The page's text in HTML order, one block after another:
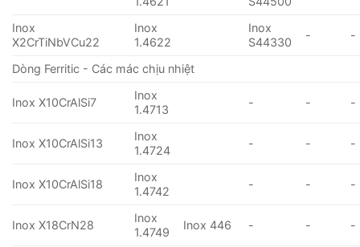
Inox
X2CrTiNbVCu22
Inox
1.4622
Inox
S44330
- -
Dòng Ferritic - Các mác chịu nhiệt
Inox X10CrAlSi7
Inox
1.4713
- - -
Inox X10CrAlSi13
Inox
1.4724
- - -
Inox X10CrAlSi18
Inox
1.4742
- - -
Inox X18CrN28
Inox
1.4749
Inox 446 - - -